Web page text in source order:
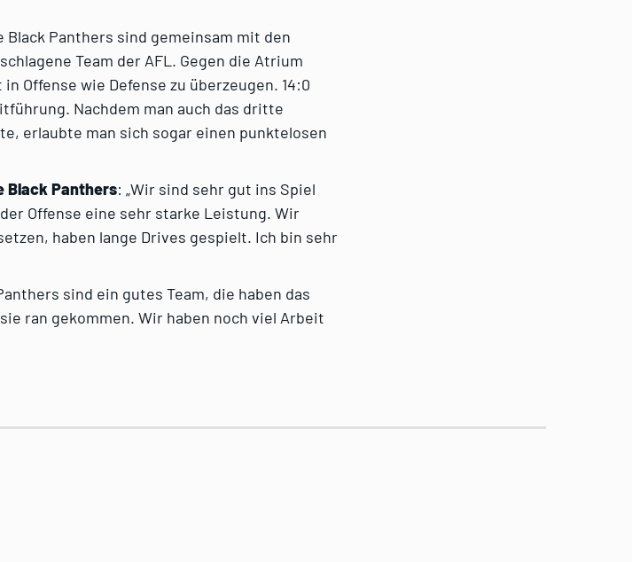
Panthers sind gemeinsam mit den
Team der AFL. Gegen die Atrium
Offense wie Defense zu überzeugen. 14:0
Nachdem man auch das dritte
erlaubte man sich sogar einen punktelosen
Black Panthers: „Wir sind sehr gut ins Spiel
Offense eine sehr starke Leistung. Wir
haben lange Drives gespielt. Ich bin sehr
sind ein gutes Team, die haben das
ran gekommen. Wir haben noch viel Arbeit